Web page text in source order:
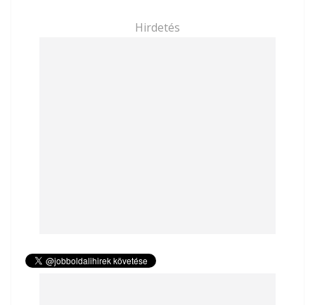
Hirdetés